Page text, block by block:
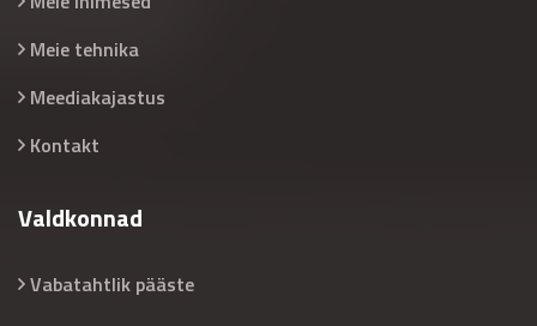
Meie tehnika
Meediakajastus
Kontakt
Valdkonnad
Vabatahtlik pääste